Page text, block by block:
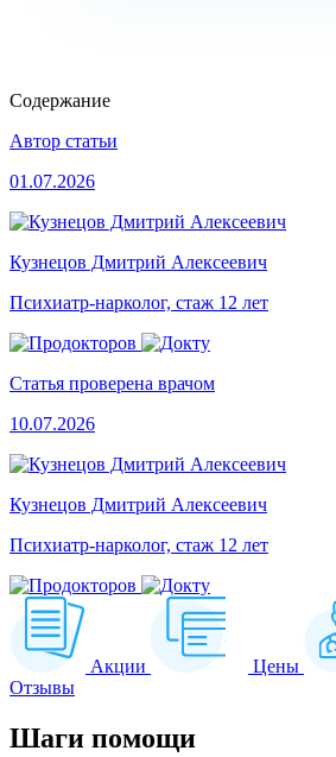
Содержание
Автор статьи
01.07.2026
Кузнецов Дмитрий Алексеевич
Психиатр-нарколог, стаж 12 лет
Статья проверена врачом
10.07.2026
Кузнецов Дмитрий Алексеевич
Психиатр-нарколог, стаж 12 лет
Акции Цены
Отзывы
Шаги помощи